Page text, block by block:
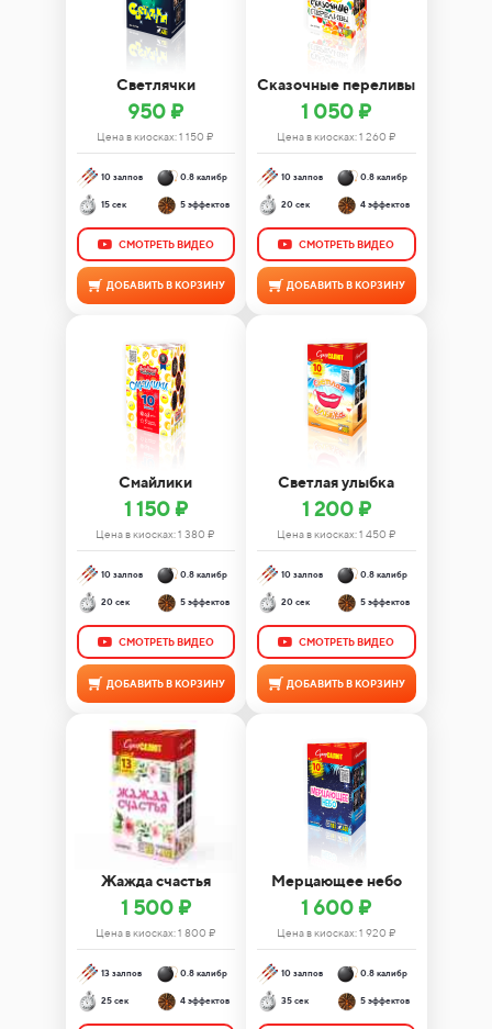
Светлячки
950 ₽
Цена в киосках:1 150 ₽
10 залпов
15 сек
0.8 калибр
5 эффектов
СМОТРЕТЬ ВИДЕО
ДОБАВИТЬ В КОРЗИНУ
Сказочные переливы
1 050 ₽
Цена в киосках:1 260 ₽
10 залпов
20 сек
0.8 калибр
4 эффектов
СМОТРЕТЬ ВИДЕО
ДОБАВИТЬ В КОРЗИНУ
Смайлики
1 150 ₽
Цена в киосках:1 380 ₽
10 залпов
20 сек
0.8 калибр
5 эффектов
СМОТРЕТЬ ВИДЕО
ДОБАВИТЬ В КОРЗИНУ
Светлая улыбка
1 200 ₽
Цена в киосках:1 450 ₽
10 залпов
20 сек
0.8 калибр
5 эффектов
СМОТРЕТЬ ВИДЕО
ДОБАВИТЬ В КОРЗИНУ
Жажда счастья
1 500 ₽
Цена в киосках:1 800 ₽
13 залпов
25 сек
0.8 калибр
4 эффектов
Мерцающее небо
1 600 ₽
Цена в киосках:1 920 ₽
10 залпов
35 сек
0.8 калибр
5 эффектов